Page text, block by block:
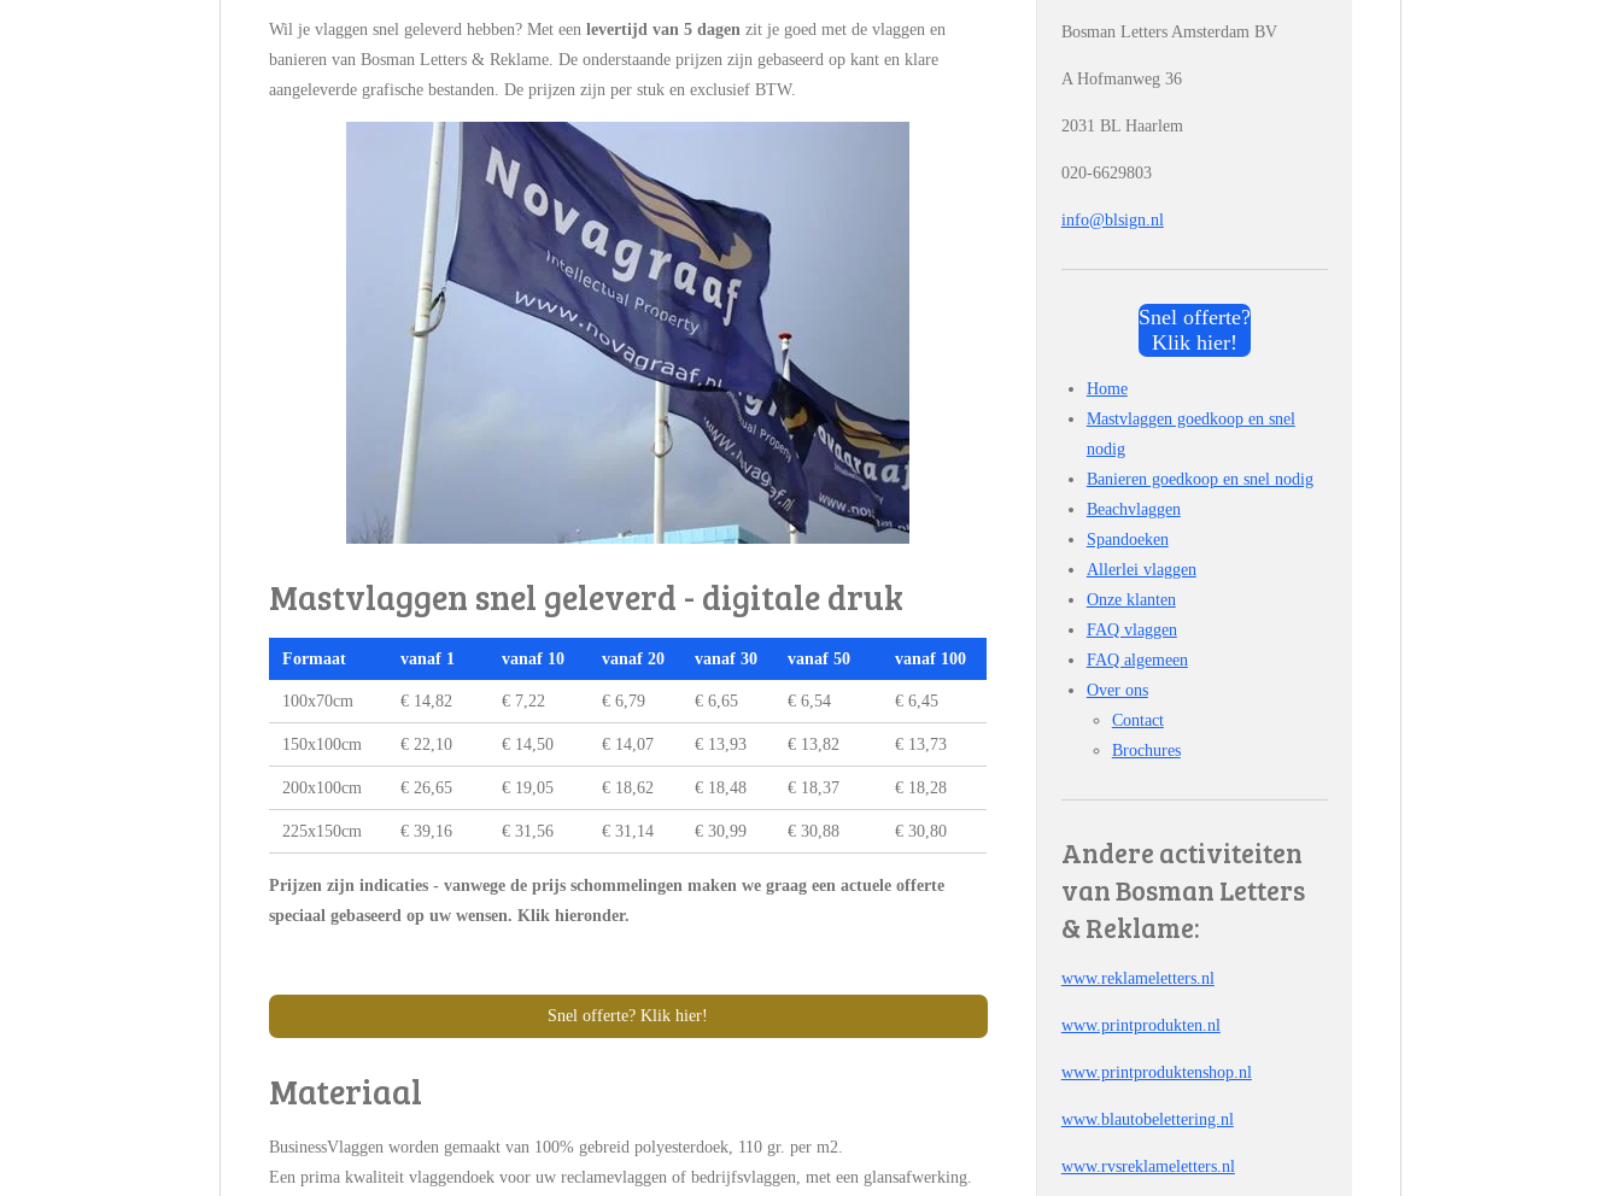
Wil je vlaggen snel geleverd hebben? Met een levertijd van 5 dagen zit je goed met de vlaggen en
banieren van Bosman Letters & Reklame. De onderstaande prijzen zijn gebaseerd op kant en klare
aangeleverde grafische bestanden. De prijzen zijn per stuk en exclusief BTW.
Mastvlaggen snel geleverd - digitale druk
Formaat vanaf 1 vanaf 10 vanaf 20 vanaf 30 vanaf 50 vanaf 100
100x70cm € 14,82 € 7,22 € 6,79 € 6,65 € 6,54 € 6,45
150x100cm € 22,10 € 14,50 € 14,07 € 13,93 € 13,82 € 13,73
200x100cm € 26,65 € 19,05 € 18,62 € 18,48 € 18,37 € 18,28
225x150cm € 39,16 € 31,56 € 31,14 € 30,99 € 30,88 € 30,80
Prijzen zijn indicaties - vanwege de prijs schommelingen maken we graag een actuele offerte
speciaal gebaseerd op uw wensen. Klik hieronder.
Snel offerte? Klik hier!
Materiaal
BusinessVlaggen worden gemaakt van 100% gebreid polyesterdoek, 110 gr. per m2.
Een prima kwaliteit vlaggendoek voor uw reclamevlaggen of bedrijfsvlaggen, met een glansafwerking.
Bosman Letters Amsterdam BV
A Hofmanweg 36
2031 BL Haarlem
020-6629803
info@blsign.nl
Snel offerte?
Klik hier!
Home
Mastvlaggen goedkoop en snel
nodig
Banieren goedkoop en snel nodig
Beachvlaggen
Spandoeken
Allerlei vlaggen
Onze klanten
FAQ vlaggen
FAQ algemeen
Over ons
Contact
Brochures
Andere activiteiten
van Bosman Letters
& Reklame:
www.reklameletters.nl
www.printprodukten.nl
www.printproduktenshop.nl
www.blautobelettering.nl
www.rvsreklameletters.nl